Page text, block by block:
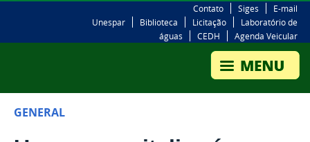
Contato Siges
E-mail
Unespar
Biblioteca Licitação
Laboratório de
águas
CEDH Agenda Veicular
GENERAL